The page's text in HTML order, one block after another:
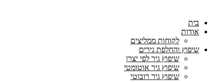
בית
אודות
לקוחות ממליצים
שיפוץ והחלפת גירים
שיפוץ גיר לפי יצרן
שיפוץ גיר אוטומטי
שיפוץ גיר רובוטי